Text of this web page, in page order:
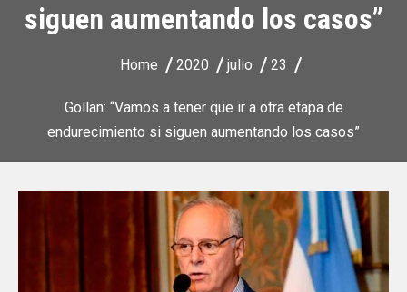
siguen aumentando los casos”
Home 2020 julio 23
Gollan: “Vamos a tener que ir a otra etapa de
endurecimiento si siguen aumentando los casos”